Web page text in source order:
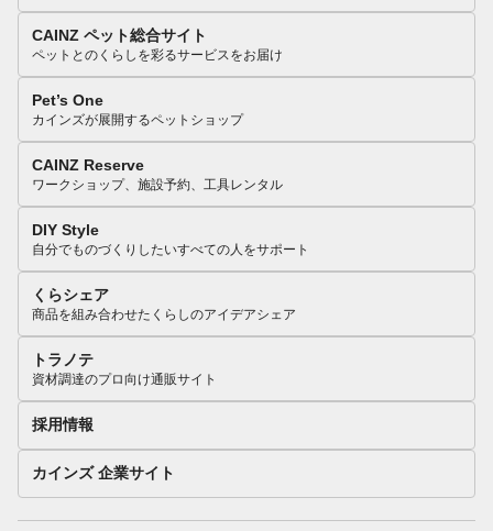
CAINZ ペット総合サイト
ペットとのくらしを彩るサービスをお届け
Pet’s One
カインズが展開するペットショップ
CAINZ Reserve
ワークショップ、施設予約、工具レンタル
DIY Style
自分でものづくりしたいすべての人をサポート
くらシェア
商品を組み合わせたくらしのアイデアシェア
トラノテ
資材調達のプロ向け通販サイト
採用情報
カインズ 企業サイト